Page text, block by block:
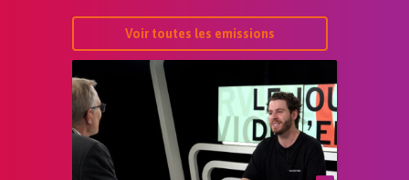
Voir toutes les emissions